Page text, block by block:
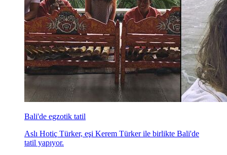
Bali'de egzotik tatil
Aslı Hotiç Türker, eşi Kerem Türker ile birlikte Bali'de
tatil yapıyor.